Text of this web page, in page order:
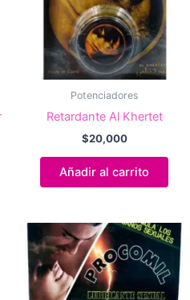
Potenciadores
Retardante Al Khertet
$20,000
Añadir al carrito